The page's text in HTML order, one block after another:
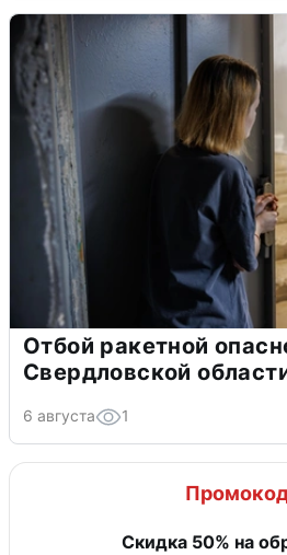
Отбой ракетной
Свердловской
6 августа 1
Скидка 50% на